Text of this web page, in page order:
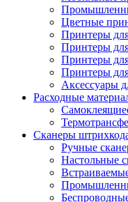
Цветные
Принтеры
Принтеры
Принтеры
Принтеры
Аксессуары
Расходные
Сканеры
Ручные
Настольные